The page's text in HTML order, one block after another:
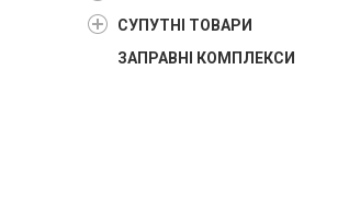
СУПУТНІ ТОВАРИ
ЗАПРАВНІ КОМПЛЕКСИ